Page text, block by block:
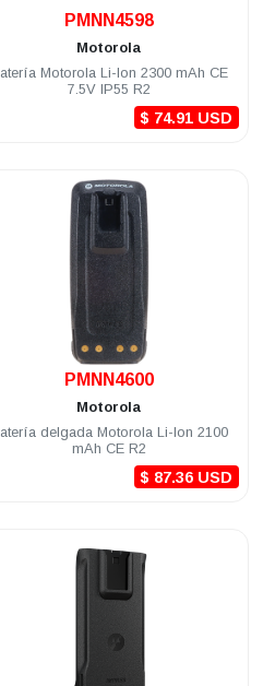
PMNN4598
Motorola
Motorola Li-Ion 2300 mAh CE
7.5V IP55 R2
$ 74.91 USD
PMNN4600
Motorola
delgada Motorola Li-Ion 2100
mAh CE R2
$ 87.36 USD